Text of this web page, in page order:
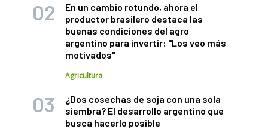
En un cambio rotundo, ahora el
productor brasilero destaca las
buenas condiciones del agro
argentino para invertir: "Los veo más
motivados"
Agricultura
¿Dos cosechas de soja con una sola
siembra? El desarrollo argentino que
busca hacerlo posible